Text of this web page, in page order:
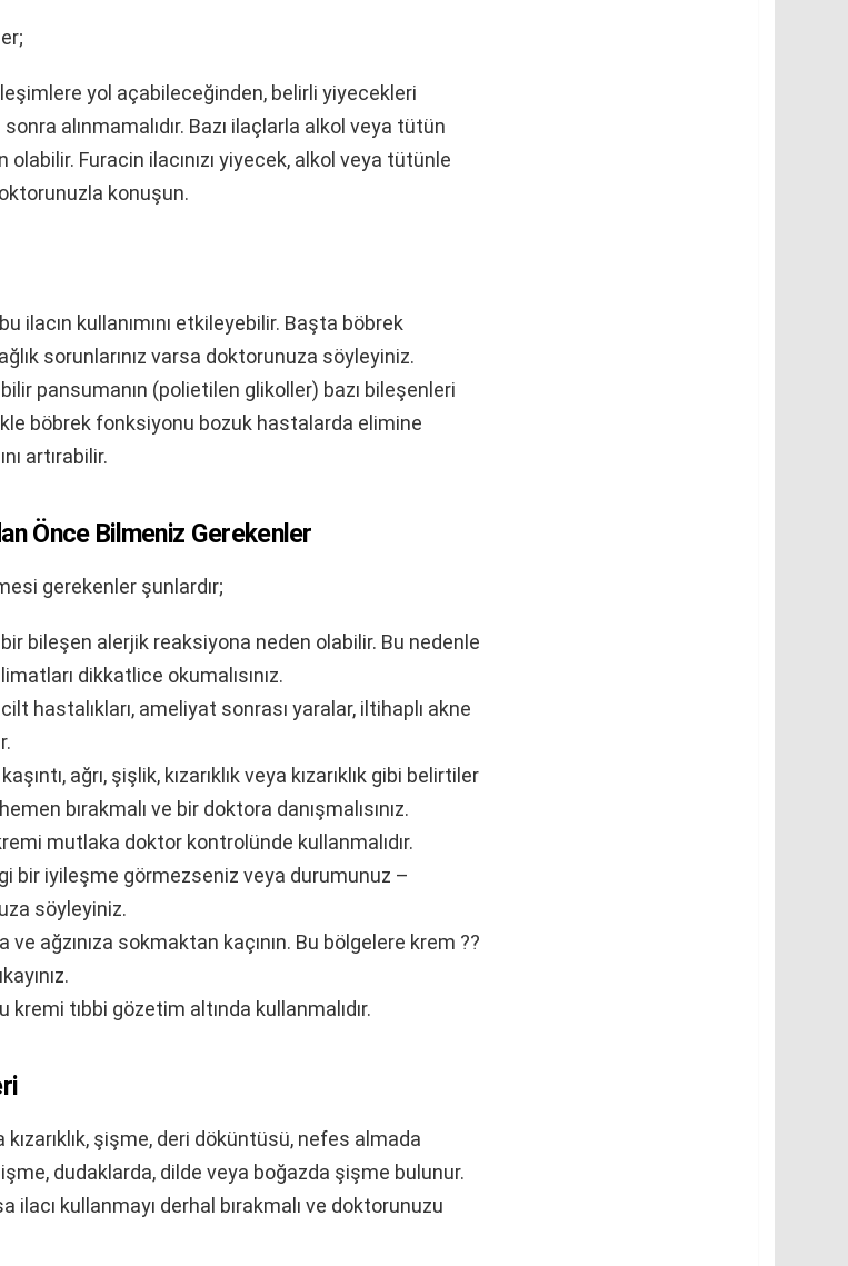
yol açabileceğinden, belirli yiyecekleri
alınmamalıdır. Bazı ilaçlarla alkol veya tütün
Furacin ilacınızı yiyecek, alkol veya tütünle
konuşun.
ilacın kullanımını etkileyebilir. Başta böbrek
sorunlarınız varsa doktorunuza söyleyiniz.
pansumanın (polietilen glikoller) bazı bileşenleri
böbrek fonksiyonu bozuk hastalarda elimine
artırabilir.
Önce Bilmeniz Gerekenler
gerekenler şunlardır;
bileşen alerjik reaksiyona neden olabilir. Bu nedenle
dikkatlice okumalısınız.
hastalıkları, ameliyat sonrası yaralar, iltihaplı akne
ağrı, şişlik, kızarıklık veya kızarıklık gibi belirtiler
bırakmalı ve bir doktora danışmalısınız.
mutlaka doktor kontrolünde kullanmalıdır.
bir iyileşme görmezseniz veya durumunuz –
söyleyiniz.
ve ağzınıza sokmaktan kaçının. Bu bölgelere krem ??
kremi tıbbi gözetim altında kullanmalıdır.
şişme, deri döküntüsü, nefes almada
dudaklarda, dilde veya boğazda şişme bulunur.
ilacı kullanmayı derhal bırakmalı ve doktorunuzu